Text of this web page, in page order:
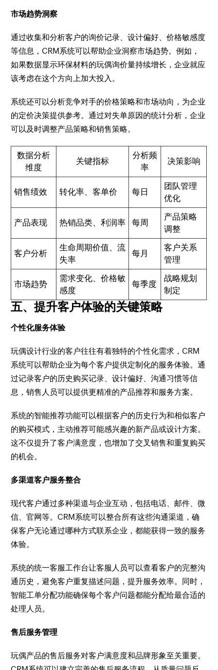
市场趋势洞察
通过收集和分析客户的询价记录、设计偏好、价格敏感度
等信息，CRM系统可以帮助企业洞察市场趋势。例如，
如果数据显示环保材料的玩偶询价量持续增长，企业就应
该考虑在这个方向上加大投入。
系统还可以分析竞争对手的价格策略和市场动向，为企业
的定价决策提供参考。通过对失单原因的统计分析，企业
可以及时调整产品策略和销售策略。
数据分析
维度
关键指标
分析频
率
决策影响
销售绩效 转化率、客单价 每日
团队管理
优化
产品表现 热销品类、利润率 每周
产品策略
调整
客户分析
生命周期价值、流
失率
每月
客户关系
管理
市场趋势
需求变化、价格敏
感度
每季度
战略规划
制定
五、提升客户体验的关键策略
个性化服务体验
玩偶设计行业的客户往往有着独特的个性化需求，CRM
系统可以帮助企业为每个客户提供定制化的服务体验。通
过记录客户的历史购买记录、设计偏好、沟通习惯等信
息，销售人员可以提供更精准的产品推荐和服务方案。
系统的智能推荐功能可以根据客户的历史行为和相似客户
的购买模式，主动推荐可能感兴趣的新产品或设计方案。
这不仅提升了客户满意度，也增加了交叉销售和重复购买
的机会。
多渠道客户服务整合
现代客户通过多种渠道与企业互动，包括电话、邮件、微
信、官网等。CRM系统可以整合所有这些沟通渠道，确
保客户无论通过哪种方式联系企业，都能获得一致的服务
体验。
系统的统一客服工作台让客服人员可以查看客户的完整沟
通历史，避免客户重复描述问题，提升服务效率。同时，
智能工单分配功能确保每个客户问题都能分配给最合适的
处理人员。
售后服务管理
玩偶产品的售后服务对客户满意度和品牌形象至关重要。